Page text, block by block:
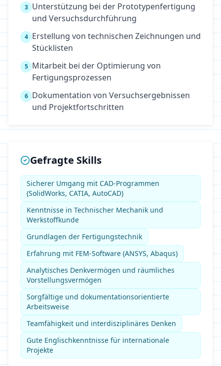
3 Unterstützung bei der Prototypenfertigung
und Versuchsdurchführung
4 Erstellung von technischen Zeichnungen und
Stücklisten
5 Mitarbeit bei der Optimierung von
Fertigungsprozessen
6 Dokumentation von Versuchsergebnissen
und Projektfortschritten
Gefragte Skills
Sicherer Umgang mit CAD-Programmen
(SolidWorks, CATIA, AutoCAD)
Kenntnisse in Technischer Mechanik und
Werkstoffkunde
Grundlagen der Fertigungstechnik
Erfahrung mit FEM-Software (ANSYS, Abaqus)
Analytisches Denkvermögen und räumliches
Vorstellungsvermögen
Sorgfältige und dokumentationsorientierte
Arbeitsweise
Teamfähigkeit und interdisziplinäres Denken
Gute Englischkenntnisse für internationale
Projekte